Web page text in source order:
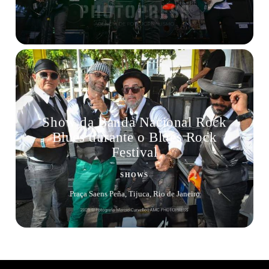
Show da Banda Nacional Rock
Blues durante o Blues Rock
Festival
SHOWS
Praça Saens Peña, Tijuca, Rio de Janeiro